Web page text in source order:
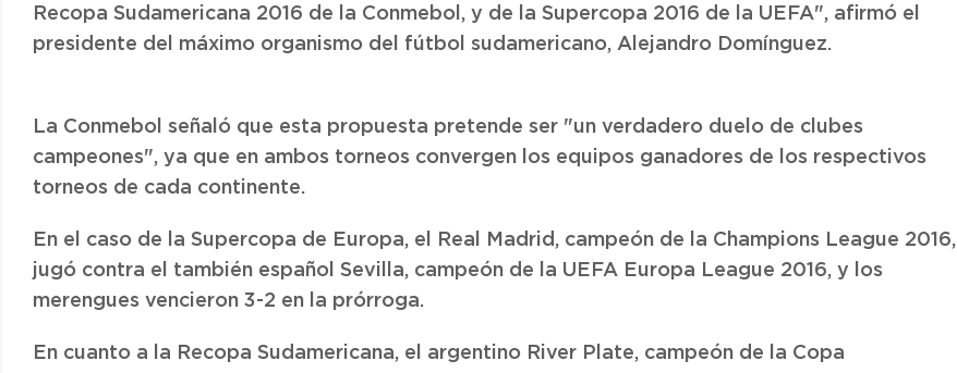
Recopa Sudamericana 2016 de la Conmebol, y de la Supercopa 2016 de la UEFA", afirmó el
presidente del máximo organismo del fútbol sudamericano, Alejandro Domínguez.
La Conmebol señaló que esta propuesta pretende ser "un verdadero duelo de clubes
campeones", ya que en ambos torneos convergen los equipos ganadores de los respectivos
torneos de cada continente.
En el caso de la Supercopa de Europa, el Real Madrid, campeón de la Champions League 2016,
jugó contra el también español Sevilla, campeón de la UEFA Europa League 2016, y los
merengues vencieron 3-2 en la prórroga.
En cuanto a la Recopa Sudamericana, el argentino River Plate, campeón de la Copa